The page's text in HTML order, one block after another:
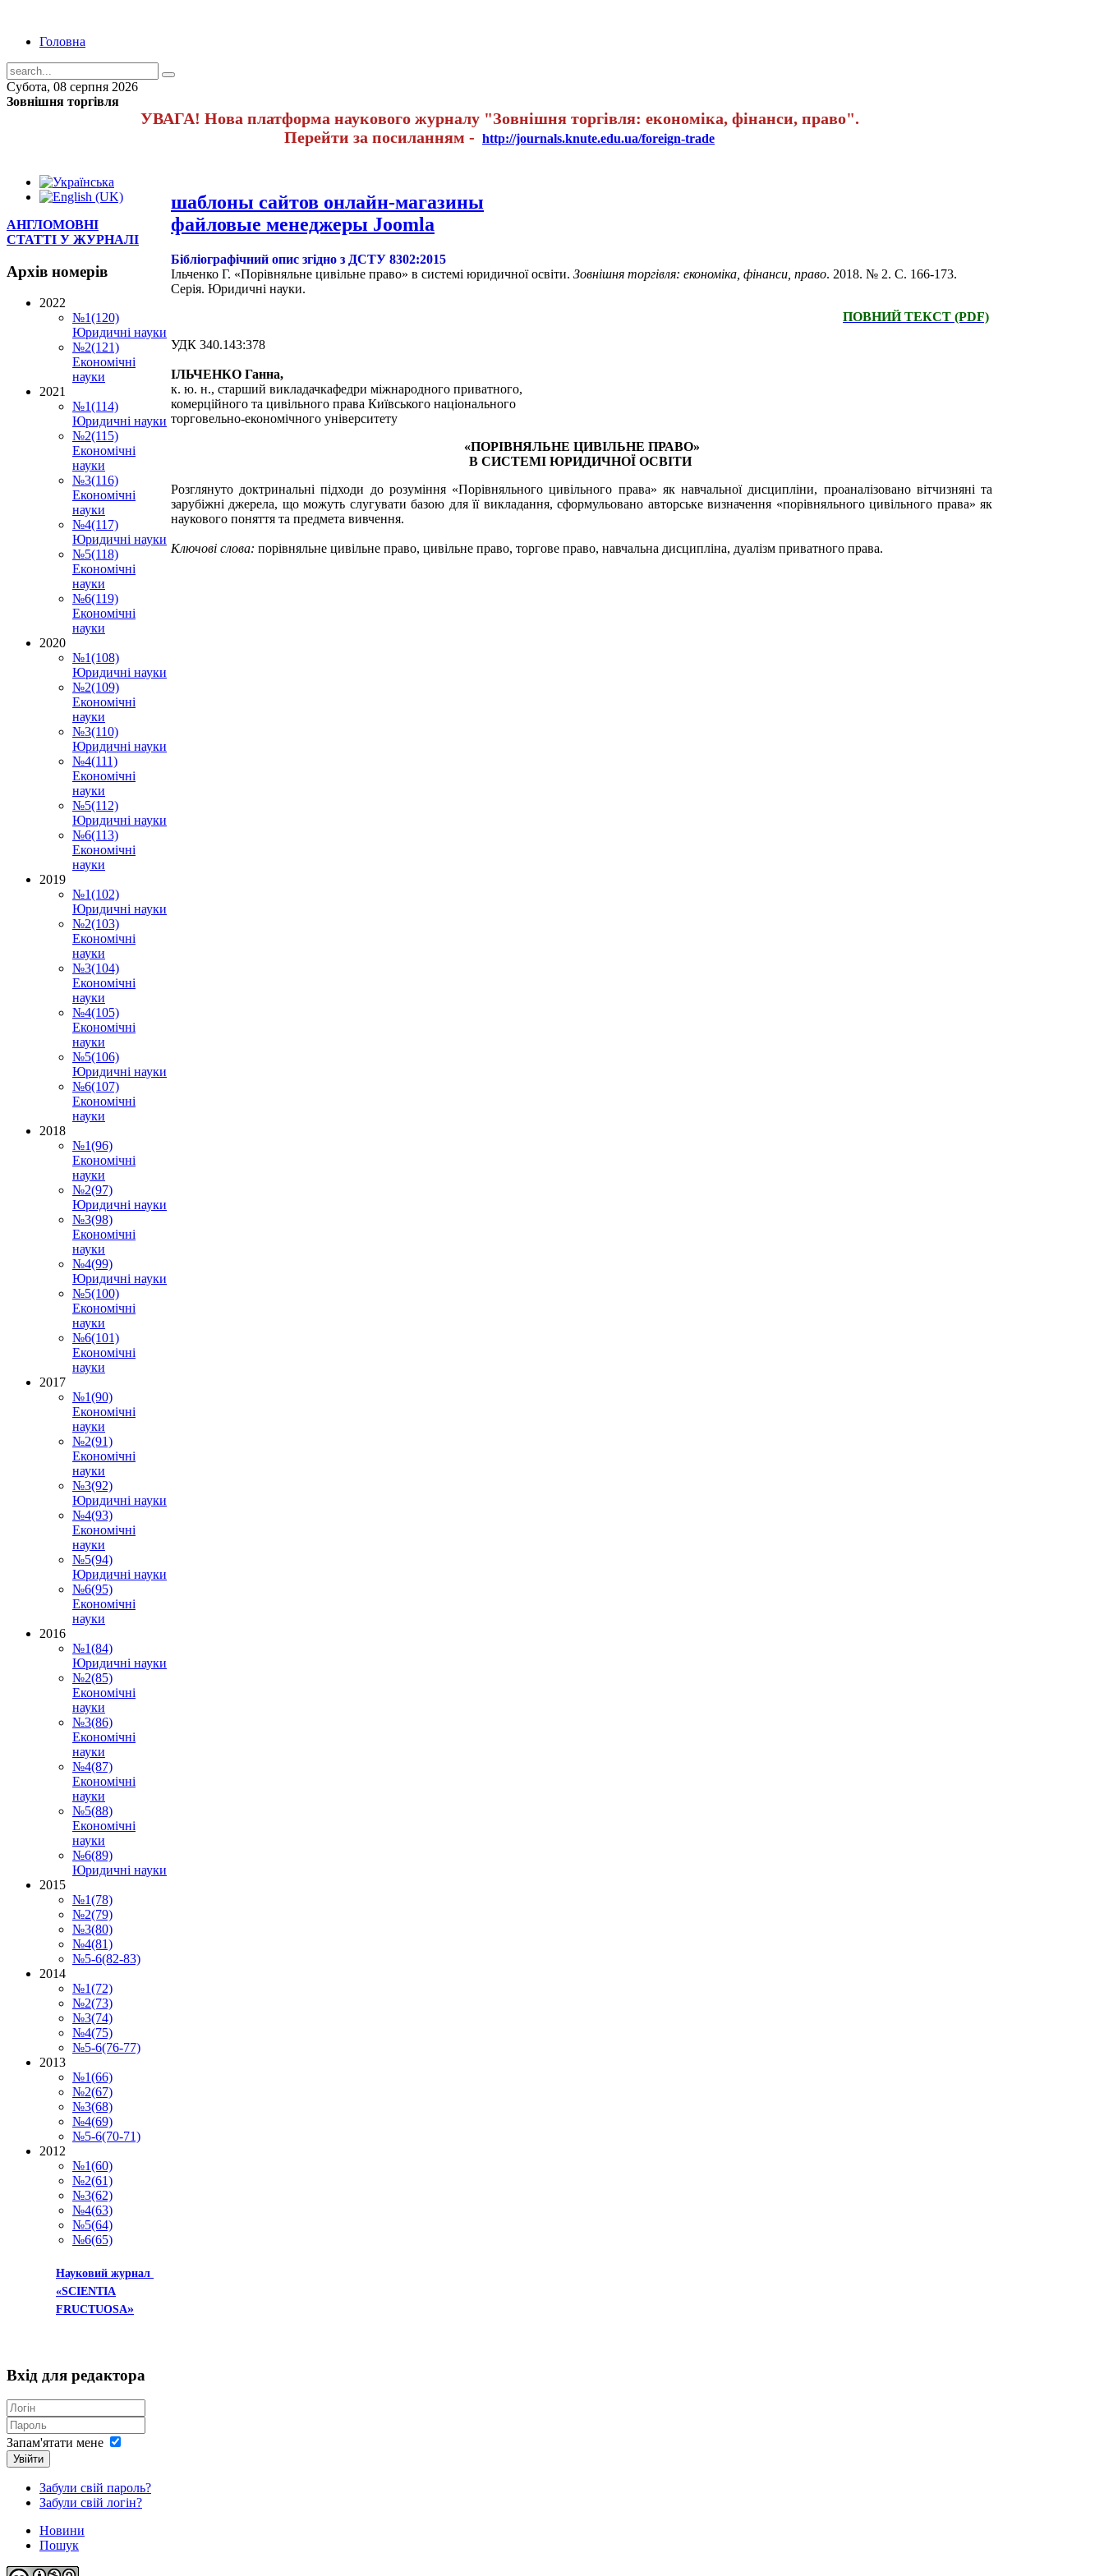
Головна
Субота, 08 серпня 2026
Зовнішня торгівля
УВАГА! Нова платформа наукового журналу "Зовнішня торгівля: економіка, фінанси, право".
Перейти за посиланням - http://journals.knute.edu.ua/foreign-trade
шаблоны сайтов онлайн-магазины
файловые менеджеры Joomla
Бібліографічний опис згідно з ДСТУ 8302:2015
Ільченко Г. «Порівняльне цивільне право» в системі юридичної освіти. Зовнішня торгівля: економіка, фінанси, право. 2018. № 2. С. 166-173.
Серія. Юридичні науки.
ПОВНИЙ ТЕКСТ (PDF)
УДК 340.143:378
ІЛЬЧЕНКО Ганна,
к. ю. н., старший викладачкафедри міжнародного приватного,
комерційного та цивільного права Київського національного
торговельно-економічного університету
«ПОРІВНЯЛЬНЕ ЦИВІЛЬНЕ ПРАВО»
В СИСТЕМІ ЮРИДИЧНОЇ ОСВІТИ
Розглянуто доктринальні підходи до розуміння «Порівняльного цивільного права» як навчальної дисципліни, проаналізовано вітчизняні та
зарубіжні джерела, що можуть слугувати базою для її викладання, сформульовано авторське визначення «порівняльного цивільного права» як
наукового поняття та предмета вивчення.
Ключові слова: порівняльне цивільне право, цивільне право, торгове право, навчальна дисципліна, дуалізм приватного права.
АНГЛОМОВНІ
СТАТТІ У ЖУРНАЛІ
Архів номерів
2022
№1(120)
Юридичні науки
№2(121)
Економічні
науки
2021
№1(114)
Юридичні науки
№2(115)
Економічні
науки
№3(116)
Економічні
науки
№4(117)
Юридичні науки
№5(118)
Економічні
науки
№6(119)
Економічні
науки
2020
№1(108)
Юридичні науки
№2(109)
Економічні
науки
№3(110)
Юридичні науки
№4(111)
Економічні
науки
№5(112)
Юридичні науки
№6(113)
Економічні
науки
2019
№1(102)
Юридичні науки
№2(103)
Економічні
науки
№3(104)
Економічні
науки
№4(105)
Економічні
науки
№5(106)
Юридичні науки
№6(107)
Економічні
науки
2018
№1(96)
Економічні
науки
№2(97)
Юридичні науки
№3(98)
Економічні
науки
№4(99)
Юридичні науки
№5(100)
Економічні
науки
№6(101)
Економічні
науки
2017
№1(90)
Економічні
науки
№2(91)
Економічні
науки
№3(92)
Юридичні науки
№4(93)
Економічні
науки
№5(94)
Юридичні науки
№6(95)
Економічні
науки
2016
№1(84)
Юридичні науки
№2(85)
Економічні
науки
№3(86)
Економічні
науки
№4(87)
Економічні
науки
№5(88)
Економічні
науки
№6(89)
Юридичні науки
2015
№1(78)
№2(79)
№3(80)
№4(81)
№5-6(82-83)
2014
№1(72)
№2(73)
№3(74)
№4(75)
№5-6(76-77)
2013
№1(66)
№2(67)
№3(68)
№4(69)
№5-6(70-71)
2012
№1(60)
№2(61)
№3(62)
№4(63)
№5(64)
№6(65)
Науковий журнал
«SCIENTIA
FRUCTUOSA»
Вхід для редактора
Запам'ятати мене
Увійти
Забули свій пароль?
Забули свій логін?
Новини
Пошук